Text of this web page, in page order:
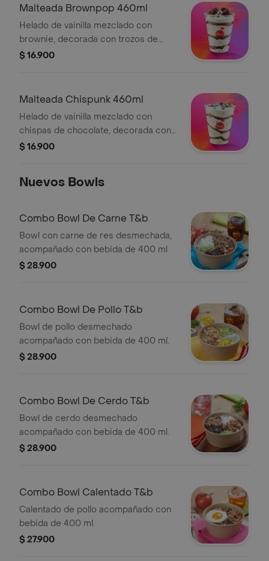
Malteada Brownpop 460ml
Helado de vainilla mezclado con
brownie, decorada con trozos de
brownie y salsa de chocolate.
$ 16.900
Malteada Chispunk 460ml
Helado de vainilla mezclado con
chispas de chocolate, decorada con
chispas y salsa de chocolate.
$ 16.900
Nuevos Bowls
Combo Bowl De Carne T&b
Bowl con carne de res desmechada,
acompañado con bebida de 400 ml
$ 28.900
Combo Bowl De Pollo T&b
Bowl de pollo desmechado
acompañado con bebida de 400 ml.
$ 28.900
Combo Bowl De Cerdo T&b
Bowl de cerdo desmechado
acompañado con bebida de 400 ml.
$ 28.900
Combo Bowl Calentado T&b
Calentado de pollo acompañado con
bebida de 400 ml.
$ 27.900